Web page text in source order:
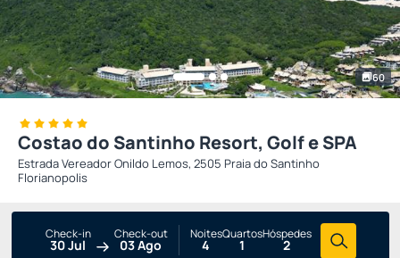
60
Costao do Santinho Resort, Golf e SPA
Estrada Vereador Onildo Lemos, 2505 Praia do Santinho
Florianopolis
Check-in
30 Jul
Check-out
03 Ago
Noites
4
Quartos
1
Hóspedes
2